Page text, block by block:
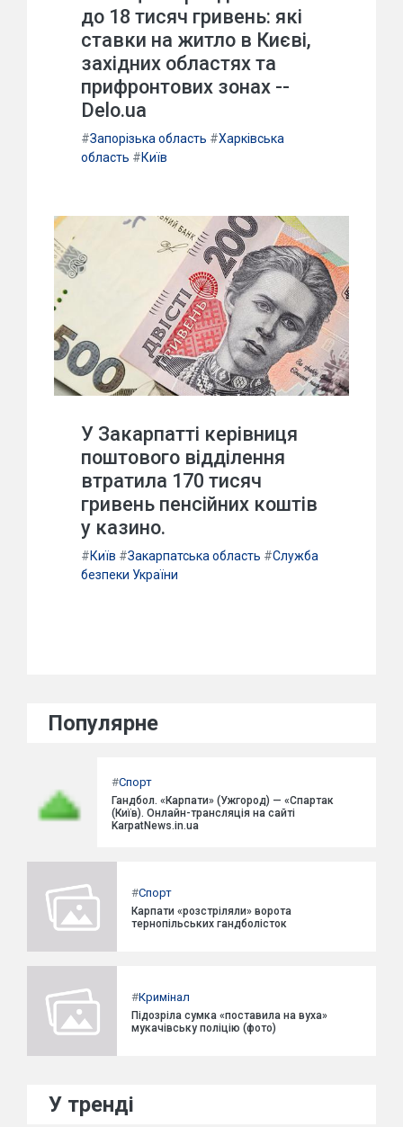
до 18 тисяч гривень: які
ставки на житло в Києві,
західних областях та
прифронтових зонах --
Delo.ua
#Запорізька область #Харківська
область #Київ
У Закарпатті керівниця
поштового відділення
втратила 170 тисяч
гривень пенсійних коштів
у казино.
#Київ #Закарпатська область #Служба
безпеки України
Популярне
#Спорт
Гандбол. «Карпати» (Ужгород) — «Спартак
(Київ). Онлайн-трансляція на сайті
KarpatNews.in.ua
#Спорт
Карпати «розстріляли» ворота
тернопільських гандболісток
#Кримінал
Підозріла сумка «поставила на вуха»
мукачівську поліцію (фото)
У тренді